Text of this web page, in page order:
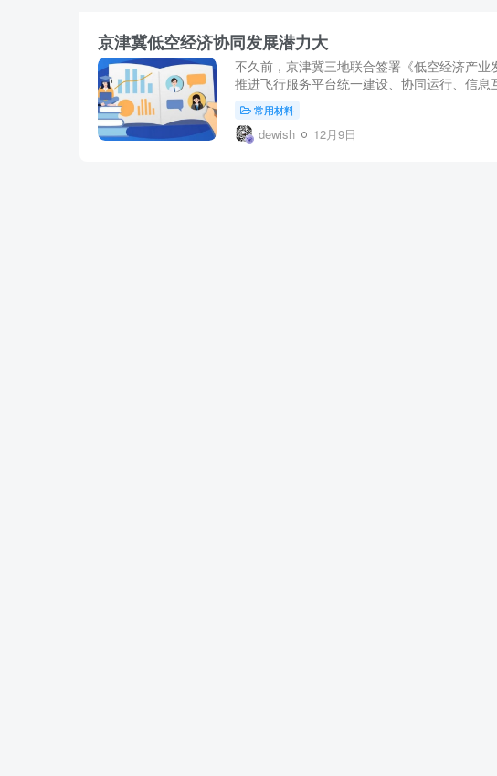
京津冀低空经济协同发展潜力大
不久前，京津冀三地联合签署《低空经济产
推进飞行服务平台统一建设、协同运行、信
常用材料
dewish 12月9日